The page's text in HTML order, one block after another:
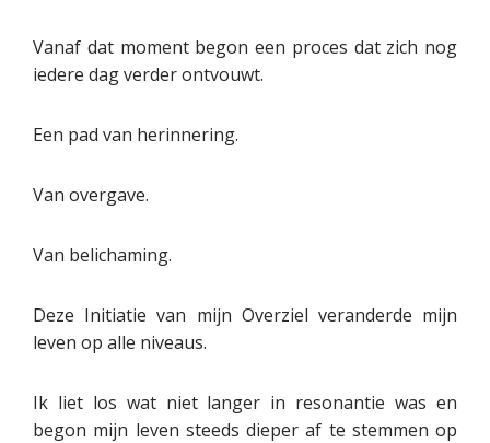
Vanaf dat moment begon een proces dat zich nog
iedere dag verder ontvouwt.
Een pad van herinnering.
Van overgave.
Van belichaming.
Deze Initiatie van mijn Overziel veranderde mijn
leven op alle niveaus.
Ik liet los wat niet langer in resonantie was en
begon mijn leven steeds dieper af te stemmen op